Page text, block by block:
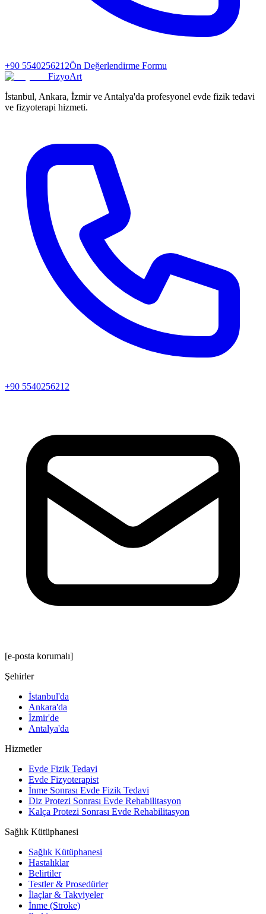
+90 5540256212Ön Değerlendirme Formu
FizyoArt
İstanbul, Ankara, İzmir ve Antalya'da profesyonel evde fizik tedavi
ve fizyoterapi hizmeti.
+90 5540256212
[e-posta korumalı]
Şehirler
İstanbul'da
Ankara'da
İzmir'de
Antalya'da
Hizmetler
Evde Fizik Tedavi
Evde Fizyoterapist
İnme Sonrası Evde Fizik Tedavi
Diz Protezi Sonrası Evde Rehabilitasyon
Kalça Protezi Sonrası Evde Rehabilitasyon
Sağlık Kütüphanesi
Sağlık Kütüphanesi
Hastalıklar
Belirtiler
Testler & Prosedürler
İlaçlar & Takviyeler
İnme (Stroke)